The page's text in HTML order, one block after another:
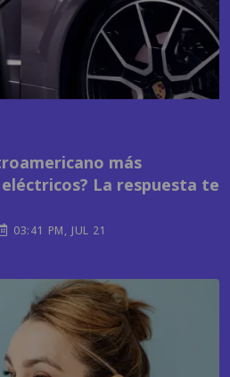
más
La respuesta te
03:41 PM, JUL 21